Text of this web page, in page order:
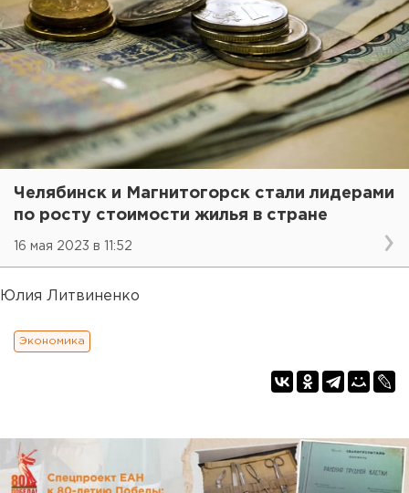
Челябинск и Магнитогорск стали лидерами
по росту стоимости жилья в стране
16 мая 2023 в 11:52
Юлия Литвиненко
Экономика